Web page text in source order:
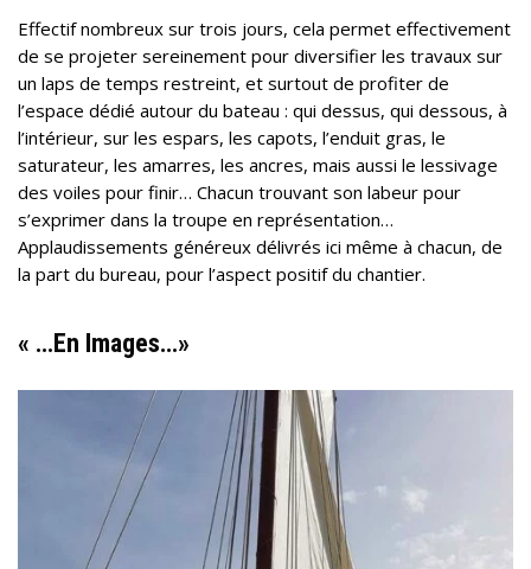
Effectif nombreux sur trois jours, cela permet effectivement
de se projeter sereinement pour diversifier les travaux sur
un laps de temps restreint, et surtout de profiter de
l’espace dédié autour du bateau : qui dessus, qui dessous, à
l’intérieur, sur les espars, les capots, l’enduit gras, le
saturateur, les amarres, les ancres, mais aussi le lessivage
des voiles pour finir… Chacun trouvant son labeur pour
s’exprimer dans la troupe en représentation…
Applaudissements généreux délivrés ici même à chacun, de
la part du bureau, pour l’aspect positif du chantier.
« …En Images…»